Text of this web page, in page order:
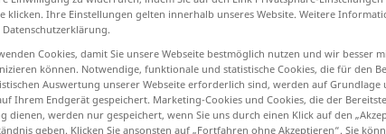
klicken. Ihre Einstellungen gelten innerhalb unseres Website. Weitere
Datenschutzerklärung.
Cookies, damit Sie unsere Webseite bestmöglich nutzen und wir besser
können. Notwendige, funktionale und statistische Cookies, die für den
Auswertung unserer Webseite erforderlich sind, werden auf Grundlage
Ihrem Endgerät gespeichert. Marketing-Cookies und Cookies, die der
dienen, werden nur gespeichert, wenn Sie uns durch einen Klick auf den
geben. Klicken Sie ansonsten auf „Fortfahren ohne Akzeptieren“. Sie